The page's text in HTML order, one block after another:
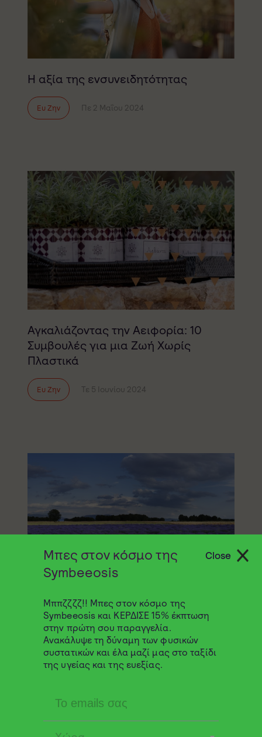
Η αξία της ενσυνειδητότητας
Ευ Ζην Πε 2 Μαΐου 2024
Αγκαλιάζοντας την Αειφορία: 10
Συμβουλές για μια Ζωή Χωρίς
Πλαστικά
Ευ Ζην Τε 5 Ιουνίου 2024
Ημέρα της Γης: το θεραπευτικό
άγγιγμα της φύσης
Blog Δε 22 Απριλίου 2024
Μπες στον κόσμο της
Symbeeosis
Μππζζζζ!! Μπες στον κόσμο της
Symbeeosis και ΚΕΡΔΙΣΕ 15% έκπτωση
στην πρώτη σου παραγγελία.
Ανακάλυψε τη δύναμη των φυσικών
συστατικών και έλα μαζί μας στο ταξίδι
της υγείας και της ευεξίας.
Close